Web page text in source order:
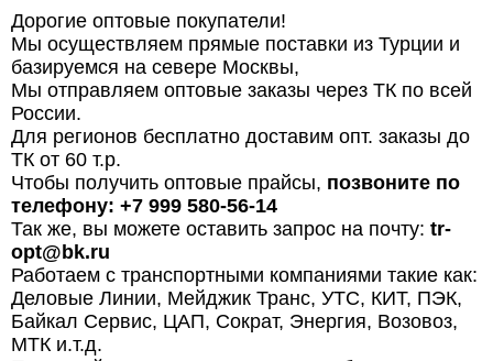
Дорогие оптовые покупатели!
Мы осуществляем прямые поставки из Турции и
базируемся на севере Москвы,
Мы отправляем оптовые заказы через ТК по всей
России.
Для регионов бесплатно доставим опт. заказы до
ТК от 60 т.р.
Чтобы получить оптовые прайсы, позвоните по
телефону: +7 999 580-56-14
Так же, вы можете оставить запрос на почту: tr-
opt@bk.ru
Работаем с транспортными компаниями такие как:
Деловые Линии, Мейджик Транс, УТС, КИТ, ПЭК,
Байкал Сервис, ЦАП, Сократ, Энергия, Возовоз,
МТК и.т.д.